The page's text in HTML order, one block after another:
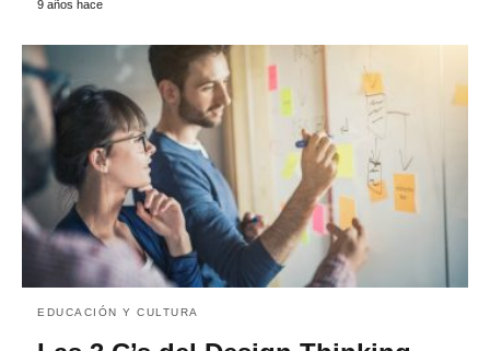
9 años hace
EDUCACIÓN Y CULTURA